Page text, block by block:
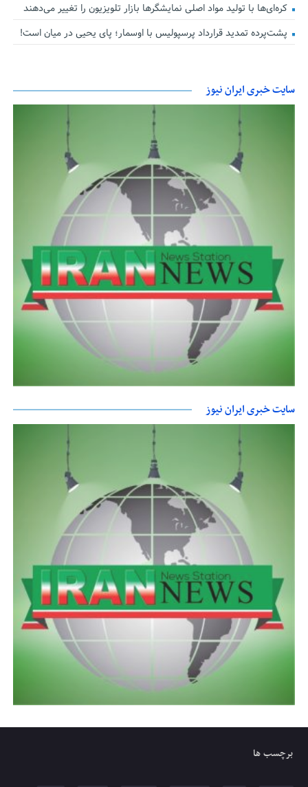
کره‌ای‌ها با تولید مواد اصلی نمایشگرها بازار تلویزیون را تغییر می‌دهند
پشت‌پرده تمدید قرارداد پرسپولیس با اوسمار؛ پای یحیی در میان است!
سایت خبری ایران نیوز
سایت خبری ایران نیوز
برچسب ها